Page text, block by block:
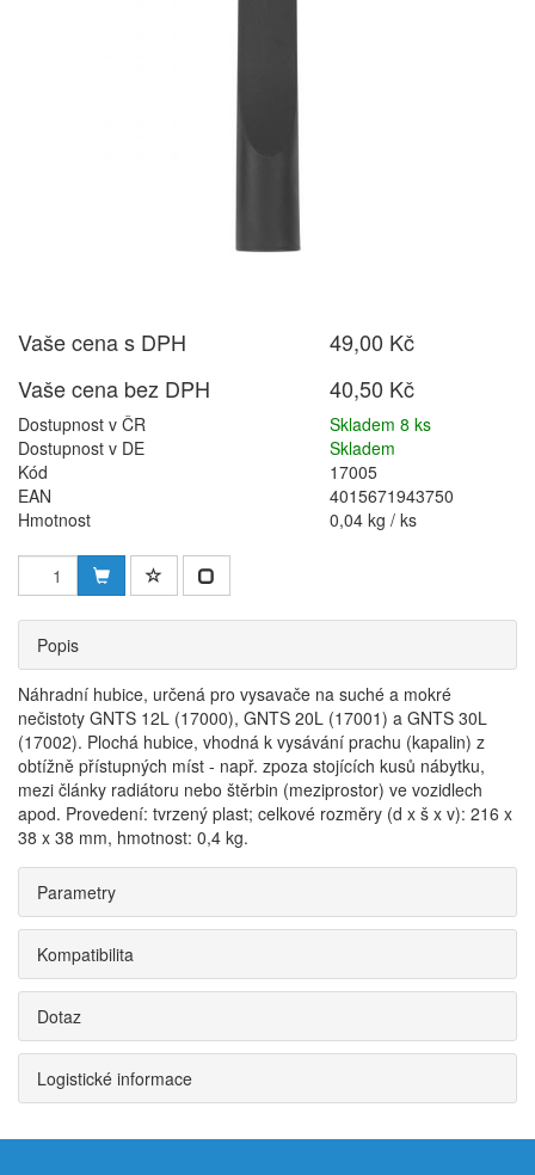
Vaše cena s DPH
49,00 Kč
Vaše cena bez DPH
40,50 Kč
Dostupnost v ČR
Skladem 8 ks
Dostupnost v DE
Skladem
Kód
17005
EAN
4015671943750
Hmotnost
0,04 kg / ks
Popis
Náhradní hubice, určená pro vysavače na suché a mokré
nečistoty GNTS 12L (17000), GNTS 20L (17001) a GNTS 30L
(17002). Plochá hubice, vhodná k vysávání prachu (kapalin) z
obtížně přístupných míst - např. zpoza stojících kusů nábytku,
mezi články radiátoru nebo štěrbin (meziprostor) ve vozidlech
apod. Provedení: tvrzený plast; celkové rozměry (d x š x v): 216 x
38 x 38 mm, hmotnost: 0,4 kg.
Parametry
Kompatibilita
Dotaz
Logistické informace